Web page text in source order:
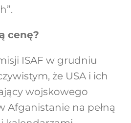
cenę?
ISAF w grudniu
że USA i ich
wojskowego
Afganistanie na pełną